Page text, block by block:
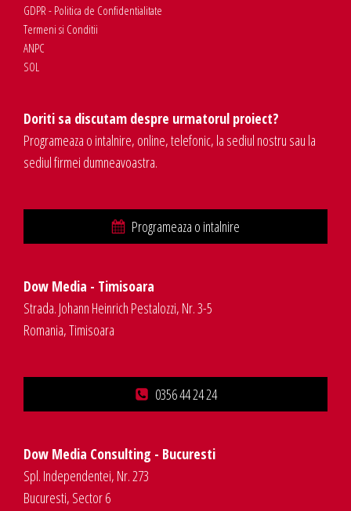
GDPR - Politica de Confidentialitate
Termeni si Conditii
ANPC
SOL
Doriti sa discutam despre urmatorul proiect?
Programeaza o intalnire, online, telefonic, la sediul nostru sau la
sediul firmei dumneavoastra.
Programeaza o intalnire
Dow Media - Timisoara
Strada. Johann Heinrich Pestalozzi, Nr. 3-5
Romania, Timisoara
0356 44 24 24
Dow Media Consulting - Bucuresti
Spl. Independentei, Nr. 273
Bucuresti, Sector 6